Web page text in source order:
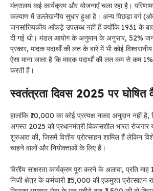
मंत्रालय कई कार्यक्रम और योजनाएँ चला रहा है।
कल्याण में उल्लेखनीय सुधार हुआ है। अन्य पिछड़ा वर्ग
जनसांख्यिकीय आँकड़े उपलब्ध नहीं हैं क्योंकि 1931 के
दी गई थी। मंडल आयोग के अनुमान के अनुसार, 52%
प्रकार, मादक पदार्थों की लत के बारे में भी कोई
ऐसा माना जाता है कि मादक पदार्थों की लत कम से कम
करती है।
स्वतंत्रता दिवस 2025 पर घोषित
हालांकि ₹10,000 का कोई प्रत्यक्ष नकद अनुदान नहीं है,
अगस्त 2025 को प्रधानमंत्री विकासशील भारत
शुरुआत की, जिसमें वित्तीय प्रोत्साहन शामिल हैं लेकिन
चाहने वालों और नियोक्ताओं के लिए हैं।
वित्तीय साक्षरता कार्यक्रम पूरा करने के अलावा, प्रति
निजी क्षेत्र के कर्मचारी ₹15,000 की एकमुश्त प्रोत्साहन